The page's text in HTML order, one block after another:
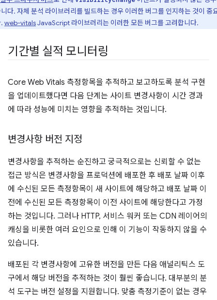
다. 자체 분석 라이브러리를 빌드하는 경우 이러한 버그를 인지하는 것이 중
web-vitalsJavaScript 라이브러리는 이러한 모든 버그를 고려합니다.
기간별 실적 모니터링
Core Web Vitals 측정항목을 추적하고 보고하도록 분석 구현
을 업데이트했다면 다음 단계는 사이트 변경사항이 시간 경과
에 따라 성능에 미치는 영향을 추적하는 것입니다.
변경사항 버전 지정
변경사항을 추적하는 순진하고 궁극적으로는 신뢰할 수 없는
접근 방식은 변경사항을 프로덕션에 배포한 후 배포 날짜 이후
에 수신된 모든 측정항목이 새 사이트에 해당하고 배포 날짜 이
전에 수신된 모든 측정항목이 이전 사이트에 해당한다고 가정
하는 것입니다. 그러나 HTTP, 서비스 워커 또는 CDN 레이어의
캐싱을 비롯한 여러 요인으로 인해 이 기능이 작동하지 않을 수
있습니다.
배포된 각 변경사항에 고유한 버전을 만든 다음 애널리틱스 도
구에서 해당 버전을 추적하는 것이 훨씬 좋습니다. 대부분의 분
석 도구는 버전 설정을 지원합니다. 맞춤 측정기준이 없는 경우